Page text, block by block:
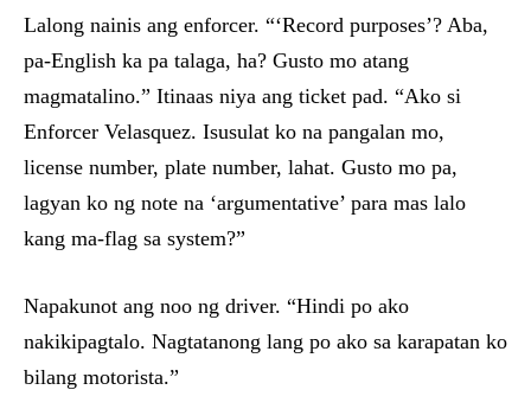
Lalong nainis ang enforcer. “‘Record purposes’? Aba,
pa-English ka pa talaga, ha? Gusto mo atang
magmatalino.” Itinaas niya ang ticket pad. “Ako si
Enforcer Velasquez. Isusulat ko na pangalan mo,
license number, plate number, lahat. Gusto mo pa,
lagyan ko ng note na ‘argumentative’ para mas lalo
kang ma-flag sa system?”
Napakunot ang noo ng driver. “Hindi po ako
nakikipagtalo. Nagtatanong lang po ako sa karapatan ko
bilang motorista.”